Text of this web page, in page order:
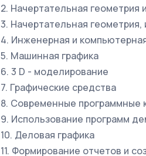
2. Начертательная геометрия
3. Начертательная
4. Инженерная и
5. Машинная графика
6. 3 D - моделирование
7. Графические средства
8. Современные программные
9. Использование программ
10. Деловая графика
11. Формирование отчетов и